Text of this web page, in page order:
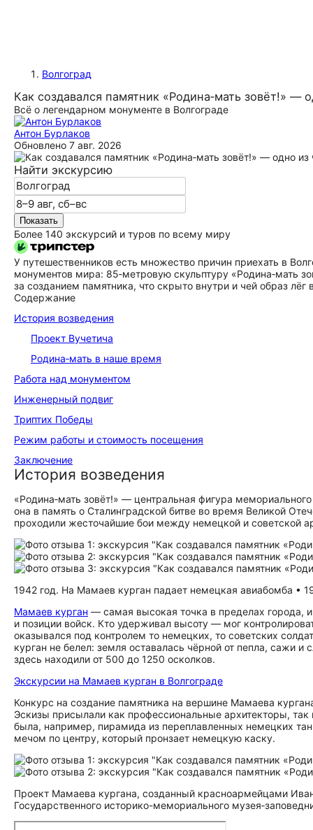
Волгоград
Как создавался памятник «Родина‑мать зовёт!» —
Всё о легендарном монументе в Волгограде
Антон Бурлаков
Обновлено 7 авг. 2026
Найти экскурсию
Показать
Более 140 экскурсий и туров по всему миру
У путешественников есть множество причин приехать в
монументов мира: 85‑метровую скульптуру «Родина‑мать
за созданием памятника, что скрыто внутри и чей образ лёг
Содержание
История возведения
Проект Вучетича
Родина‑мать в наше время
Работа над монументом
Инженерный подвиг
Триптих Победы
Режим работы и стоимость посещения
Заключение
История возведения
«Родина‑мать зовёт!» — центральная фигура
она в память о Сталинградской битве во время Великой
проходили жесточайшие бои между немецкой и советской
1942 год. На Мамаев курган падает немецкая авиабомба •
Мамаев курган — самая высокая точка в пределах города,
и позиции войск. Кто удерживал высоту — мог
оказывался под контролем то немецких, то советских
курган не белел: земля оставалась чёрной от пепла, сажи
здесь находили от 500 до 1250 осколков.
Экскурсии на Мамаев курган в Волгограде
Конкурс на создание памятника на вершине Мамаева
Эскизы присылали как профессиональные архитекторы,
была, например, пирамида из переплавленных немецких
мечом по центру, который пронзает немецкую каску.
Проект Мамаева кургана, созданный красноармейцами
Государственного историко-мемориального